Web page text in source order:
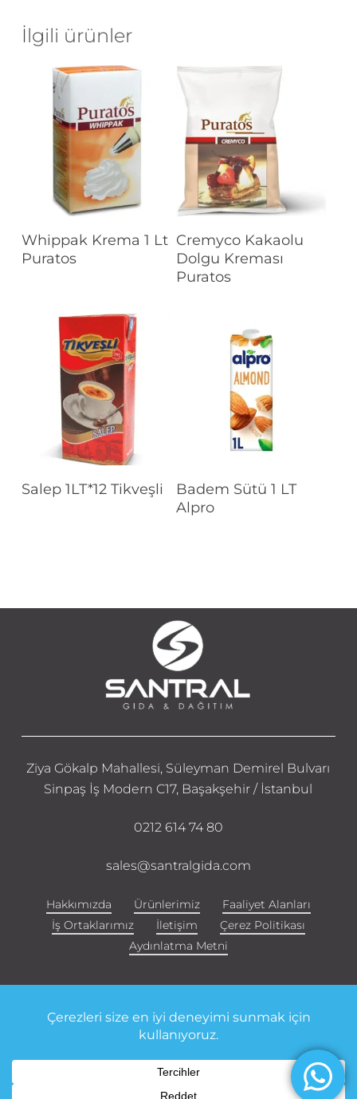
İlgili ürünler
Devamını Oku
Whippak Krema 1 Lt
Puratos
Devamını Oku
Cremyco Kakaolu
Dolgu Kreması
Puratos
Devamını Oku
Salep 1LT*12 Tikveşli Devamını Oku
Badem Sütü 1 LT
Alpro
Ziya Gökalp Mahallesi, Süleyman Demirel Bulvarı
Sinpaş İş Modern C17, Başakşehir / İstanbul
0212 614 74 80
sales@santralgida.com
Hakkımızda Ürünlerimiz
Faaliyet Alanları
İş Ortaklarımız
İletişim
Çerez Politikası
Aydınlatma Metni